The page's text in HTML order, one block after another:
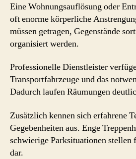
Eine Wohnungsauflösung oder
oft enorme körperliche
müssen getragen, Gegenstände
organisiert werden.
Professionelle Dienstleister
Transportfahrzeuge und das
Dadurch laufen Räumungen
Zusätzlich kennen sich erfahrene
Gegebenheiten aus. Enge
schwierige Parksituationen stellen
dar.